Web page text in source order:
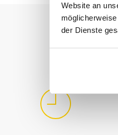
Website an
der Dienste